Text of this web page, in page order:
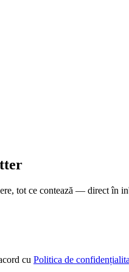
tot ce contează — direct în
cu Politica de